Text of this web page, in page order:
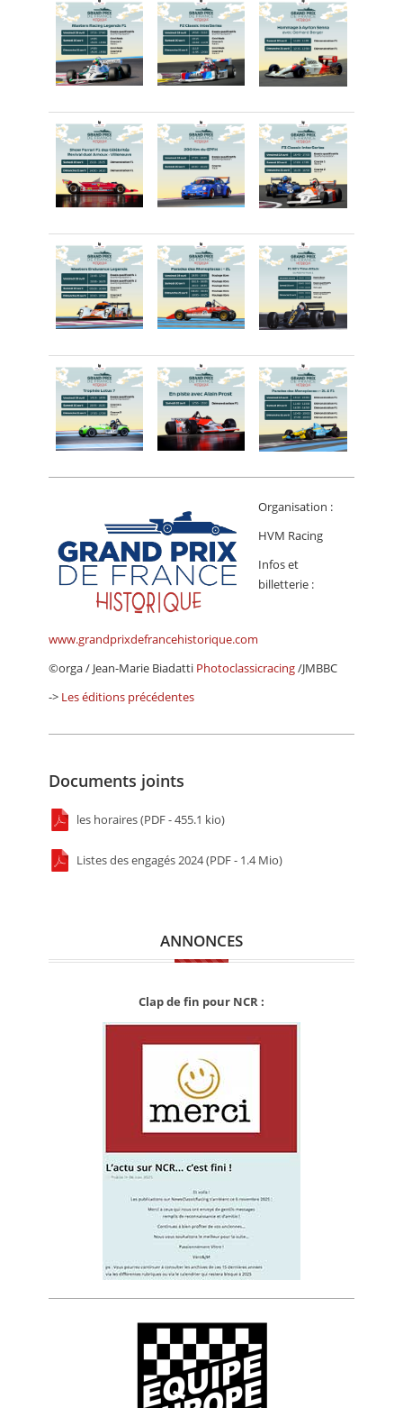
Organisation :
HVM Racing
Infos et
billetterie :
www.grandprixdefrancehistorique.com
©orga / Jean-Marie Biadatti Photoclassicracing/JMBBC
-> Les éditions précédentes
Documents joints
les horaires (PDF - 455.1 kio)
Listes des engagés 2024 (PDF - 1.4 Mio)
ANNONCES
Clap de fin pour NCR :